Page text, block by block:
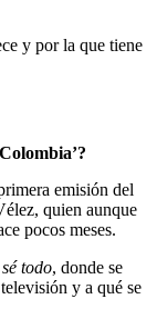
y por la que tiene
emisión del
quien aunque
pocos meses.
todo, donde se
y a qué se